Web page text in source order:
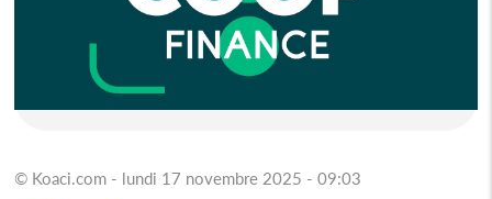
© Koaci.com - lundi 17 novembre 2025 - 09:03